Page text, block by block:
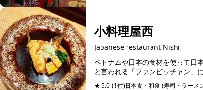
小料理屋西
Japanese restaurant Nishi
ベトナムや日本の食材を使って日
と言われる「ファンビッチャン」
★ 5.0 (1件)日本食・和食 (寿司・ラーメ